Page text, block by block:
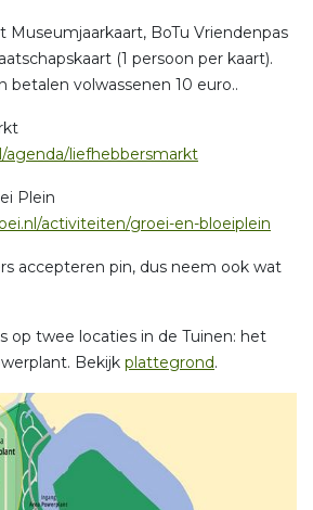
Museumjaarkaart, BoTu Vriendenpas
(1 persoon per kaart).
betalen volwassenen 10 euro..
agenda/liefhebbersmarkt
Plein
activiteiten/groei-en-bloeiplein
accepteren pin, dus neem ook wat
op twee locaties in de Tuinen: het
Bekijk plattegrond.